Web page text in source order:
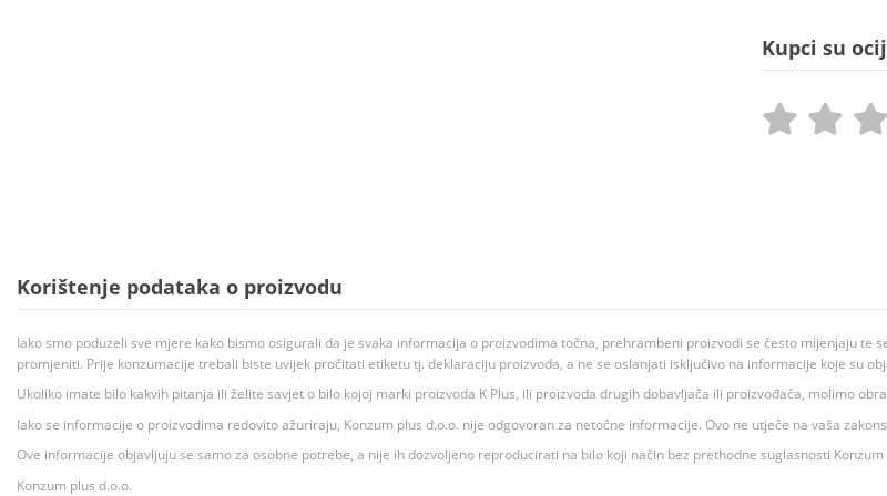
Kupci su
Korištenje podataka o proizvodu
Iako smo poduzeli sve mjere kako bismo osigurali da je svaka informacija o proizvodima točna, prehrambeni proizvodi se često mijenjaju
promjeniti. Prije konzumacije trebali biste uvijek pročitati etiketu tj. deklaraciju proizvoda, a ne se oslanjati isključivo na informacije koje su
Ukoliko imate bilo kakvih pitanja ili želite savjet o bilo kojoj marki proizvoda K Plus, ili proizvoda drugih dobavljača ili proizvođača, molimo
Iako se informacije o proizvodima redovito ažuriraju, Konzum plus d.o.o. nije odgovoran za netočne informacije. Ovo ne utječe na vaša
Ove informacije objavljuju se samo za osobne potrebe, a nije ih dozvoljeno reproducirati na bilo koji način bez prethodne suglasnosti
Konzum plus d.o.o.